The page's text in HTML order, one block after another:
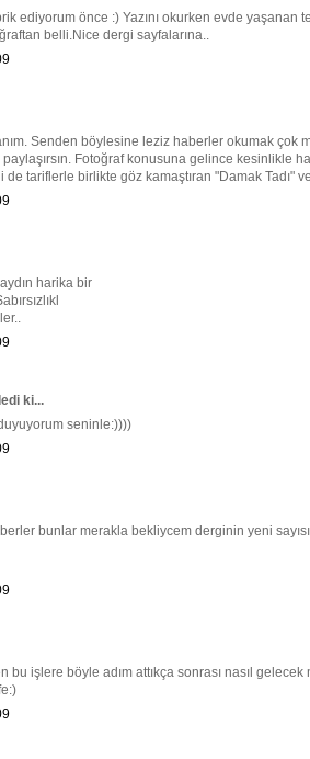
ediyorum önce :) Yazını okurken evde yaşanan
belli.Nice dergi sayfalarına..
Senden böylesine leziz haberler okumak çok
Fotoğraf konusuna gelince kesinlikle
de tariflerle birlikte göz kamaştıran "Damak Tadı"
harika bir
ki...
seninle:))))
bunlar merakla bekliycem derginin yeni
bu işlere böyle adım attıkça sonrası nasıl